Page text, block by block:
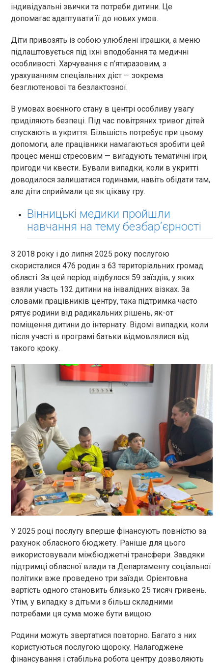
індивідуальні звички та потреби дитини. Це
допомагає адаптувати її до нових умов.
Діти привозять із собою улюблені іграшки, а меню
підлаштовується під їхні вподобання та медичні
особливості. Харчування є п’ятиразовим, з
урахуванням спеціальних дієт — зокрема
безглютенової та безлактозної.
В умовах воєнного стану в центрі особливу увагу
приділяють безпеці. Під час повітряних тривог дітей
спускають в укриття. Більшість потребує при цьому
допомоги, але працівники намагаються зробити цей
процес менш стресовим — вигадують тематичні ігри,
пригоди чи квести. Бували випадки, коли в укритті
доводилося залишатися годинами, навіть обідати там,
але діти сприймали це як цікаву гру.
Вінницькі медики пройшли
навчання на тему безбар’єрності
З 2018 року і до липня 2025 року послугою
скористалися 476 родин з 63 територіальних громад
області. За цей період відбулося 59 заїздів, у яких
взяли участь 132 дитини на інвалідних візках. За
словами працівників центру, така підтримка часто
рятує родини від радикальних рішень, як-от
поміщення дитини до інтернату. Відомі випадки, коли
після участі в програмі батьки відмовлялися від
такого кроку.
У 2025 році послугу вперше фінансують повністю за
рахунок обласного бюджету. Раніше для цього
використовували міжбюджетні трансфери. Завдяки
підтримці обласної влади та Департаменту соціальної
політики вже проведено три заїзди. Орієнтовна
вартість одного становить близько 25 тисяч гривень.
Утім, у випадку з дітьми з більш складними
потребами ця сума може бути вищою.
Родини можуть звертатися повторно. Багато з них
користуються послугою щороку. Налагоджене
фінансування і стабільна робота центру дозволяють